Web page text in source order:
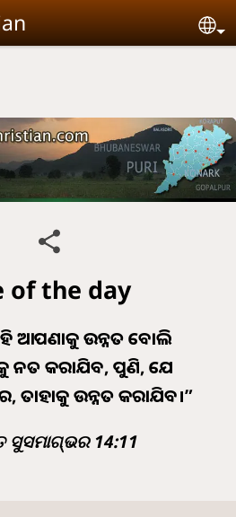
of the day
ଆପଣାକୁ ଉନ୍ନତ ବୋଲି
ନତ କରାଯିବ, ପୁଣି, ଯେ
ତାହାକୁ ଉନ୍ନତ କରାଯିବ।”
14:11